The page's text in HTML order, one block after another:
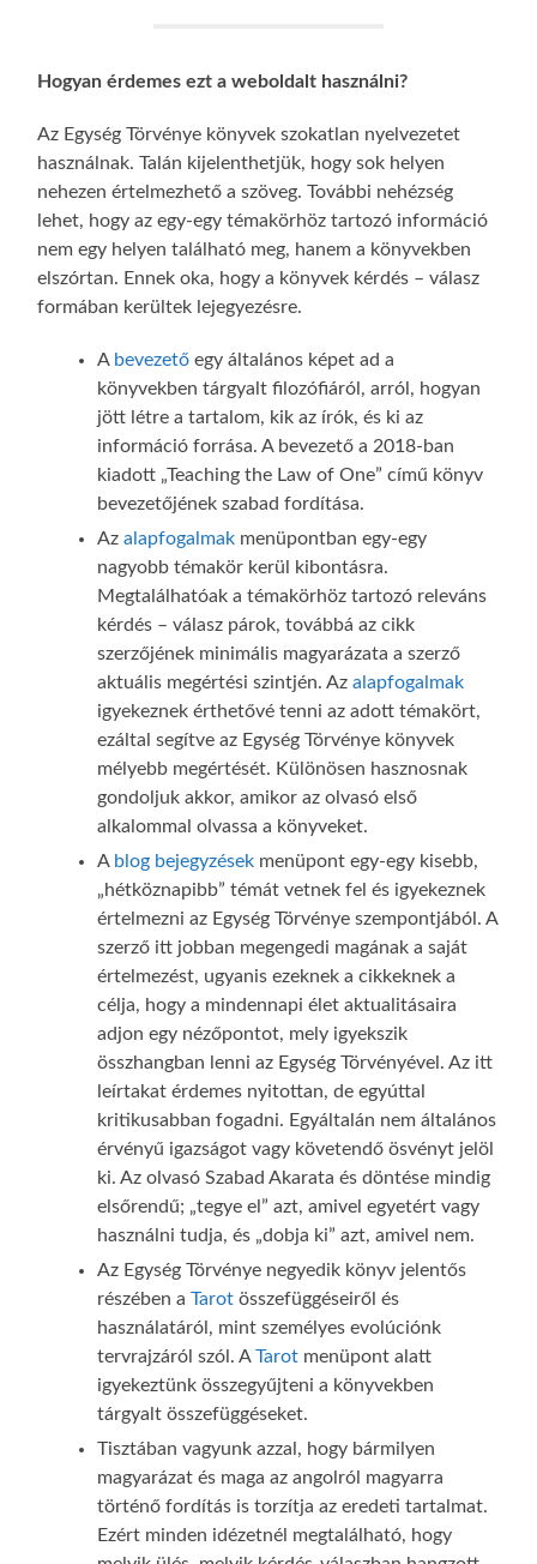
Hogyan érdemes ezt a weboldalt használni?
Az Egység Törvénye könyvek szokatlan nyelvezetet
használnak. Talán kijelenthetjük, hogy sok helyen
nehezen értelmezhető a szöveg. További nehézség
lehet, hogy az egy-egy témakörhöz tartozó információ
nem egy helyen található meg, hanem a könyvekben
elszórtan. Ennek oka, hogy a könyvek kérdés – válasz
formában kerültek lejegyezésre.
A bevezető egy általános képet ad a
könyvekben tárgyalt filozófiáról, arról, hogyan
jött létre a tartalom, kik az írók, és ki az
információ forrása. A bevezető a 2018-ban
kiadott „Teaching the Law of One” című könyv
bevezetőjének szabad fordítása.
Azalapfogalmak menüpontban egy-egy
nagyobb témakör kerül kibontásra.
Megtalálhatóak a témakörhöz tartozó releváns
kérdés – válasz párok, továbbá az cikk
szerzőjének minimális magyarázata a szerző
aktuális megértési szintjén. Azalapfogalmak
igyekeznek érthetővé tenni az adott témakört,
ezáltal segítve az Egység Törvénye könyvek
mélyebb megértését. Különösen hasznosnak
gondoljuk akkor, amikor az olvasó első
alkalommal olvassa a könyveket.
A blog bejegyzések menüpont egy-egy kisebb,
„hétköznapibb” témát vetnek fel és igyekeznek
értelmezni az Egység Törvénye szempontjából. A
szerző itt jobban megengedi magának a saját
értelmezést, ugyanis ezeknek a cikkeknek a
célja, hogy a mindennapi élet aktualitásaira
adjon egy nézőpontot, mely igyekszik
összhangban lenni az Egység Törvényével. Az itt
leírtakat érdemes nyitottan, de egyúttal
kritikusabban fogadni. Egyáltalán nem általános
érvényű igazságot vagy követendő ösvényt jelöl
ki. Az olvasó Szabad Akarata és döntése mindig
elsőrendű; „tegye el” azt, amivel egyetért vagy
használni tudja, és „dobja ki” azt, amivel nem.
Az Egység Törvénye negyedik könyv jelentős
részében aTarot összefüggéseiről és
használatáról, mint személyes evolúciónk
tervrajzáról szól. ATarot menüpont alatt
igyekeztünk összegyűjteni a könyvekben
tárgyalt összefüggéseket.
Tisztában vagyunk azzal, hogy bármilyen
magyarázat és maga az angolról magyarra
történő fordítás is torzítja az eredeti tartalmat.
Ezért minden idézetnél megtalálható, hogy